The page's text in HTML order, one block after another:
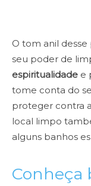
O tom anil
seu poder de
espiritualidade e
tome conta do
proteger contra
local limpo
alguns banhos
Conheça